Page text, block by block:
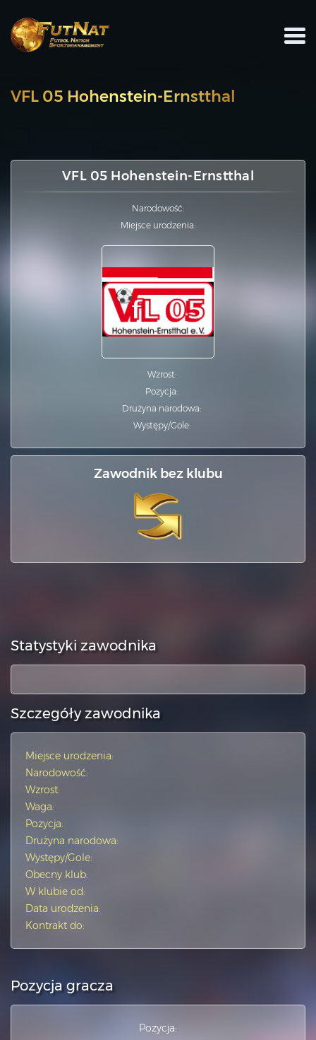
VFL 05 Hohenstein-Ernstthal
VFL 05 Hohenstein-Ernstthal
Narodowość:
Miejsce urodzenia:
Wzrost:
Pozycja:
Drużyna narodowa:
Występy/Gole:
Zawodnik bez klubu
Statystyki zawodnika
Szczegóły zawodnika
Miejsce urodzenia:
Narodowość:
Wzrost:
Waga:
Pozycja:
Drużyna narodowa:
Występy/Gole:
Obecny klub:
W klubie od:
Data urodzenia:
Kontrakt do:
Pozycja gracza
Pozycja: